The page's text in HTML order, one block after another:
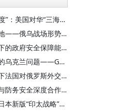
岳圣淞：“联动”与“限度”：美国对华“三海联动”战略探析
张文木：无人机与土地——俄乌战场形势分析
张杨：日本印太战略下的政府安全保障能力强化支援制度
周力：重回国际热点的乌克兰问题——G7峰会同俄罗斯新一轮的较量
龙希：独立外交传统下法国对俄罗斯外交政策的转向与再平衡
轩然：日澳经济安保与防务安全深度合作对我影响及对策建议
孟晓旭：制造对抗，日本新版“印太战略”终将破产